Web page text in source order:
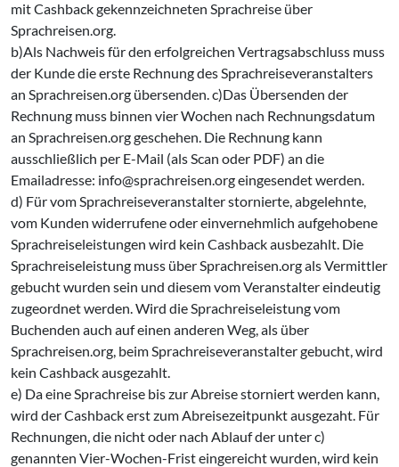
mit Cashback gekennzeichneten Sprachreise über
Sprachreisen.org.
b)Als Nachweis für den erfolgreichen Vertragsabschluss muss
der Kunde die erste Rechnung des Sprachreiseveranstalters
an Sprachreisen.org übersenden. c)Das Übersenden der
Rechnung muss binnen vier Wochen nach Rechnungsdatum
an Sprachreisen.org geschehen. Die Rechnung kann
ausschließlich per E-Mail (als Scan oder PDF) an die
Emailadresse: info@sprachreisen.org eingesendet werden.
d) Für vom Sprachreiseveranstalter stornierte, abgelehnte,
vom Kunden widerrufene oder einvernehmlich aufgehobene
Sprachreiseleistungen wird kein Cashback ausbezahlt. Die
Sprachreiseleistung muss über Sprachreisen.org als Vermittler
gebucht wurden sein und diesem vom Veranstalter eindeutig
zugeordnet werden. Wird die Sprachreiseleistung vom
Buchenden auch auf einen anderen Weg, als über
Sprachreisen.org, beim Sprachreiseveranstalter gebucht, wird
kein Cashback ausgezahlt.
e) Da eine Sprachreise bis zur Abreise storniert werden kann,
wird der Cashback erst zum Abreisezeitpunkt ausgezaht. Für
Rechnungen, die nicht oder nach Ablauf der unter c)
genannten Vier-Wochen-Frist eingereicht wurden, wird kein